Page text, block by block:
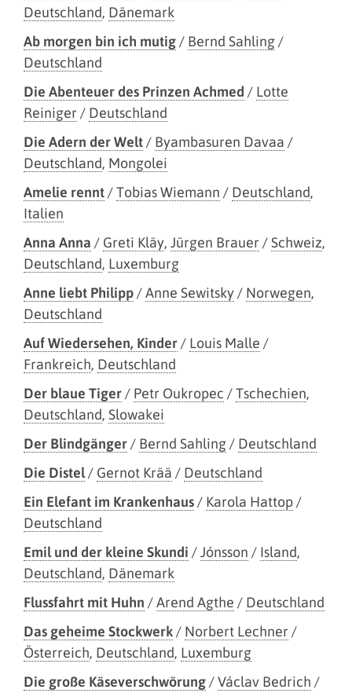
Deutschland, Dänemark
Ab morgen bin ich mutig/ Bernd Sahling/
Deutschland
Die Abenteuer des Prinzen Achmed / Lotte
Reiniger / Deutschland
Die Adern der Welt/ Byambasuren Davaa /
Deutschland, Mongolei
Amelie rennt/Tobias Wiemann / Deutschland,
Italien
Anna Anna / Greti Kläy, Jürgen Brauer /Schweiz,
Deutschland, Luxemburg
Anne liebt Philipp/Anne Sewitsky / Norwegen,
Deutschland
Auf Wiedersehen, Kinder/ Louis Malle /
Frankreich, Deutschland
Der blaue Tiger/ Petr Oukropec /Tschechien,
Deutschland, Slowakei
Der Blindgänger/ Bernd Sahling/ Deutschland
Die Distel/ Gernot Krää / Deutschland
Ein Elefant im Krankenhaus/ Karola Hattop/
Deutschland
Emil und der kleine Skundi /Jónsson / Island,
Deutschland, Dänemark
Flussfahrt mit Huhn /Arend Agthe / Deutschland
Das geheime Stockwerk/ Norbert Lechner /
Österreich, Deutschland, Luxemburg
Die große Käseverschwörung/Václav Bedrich /